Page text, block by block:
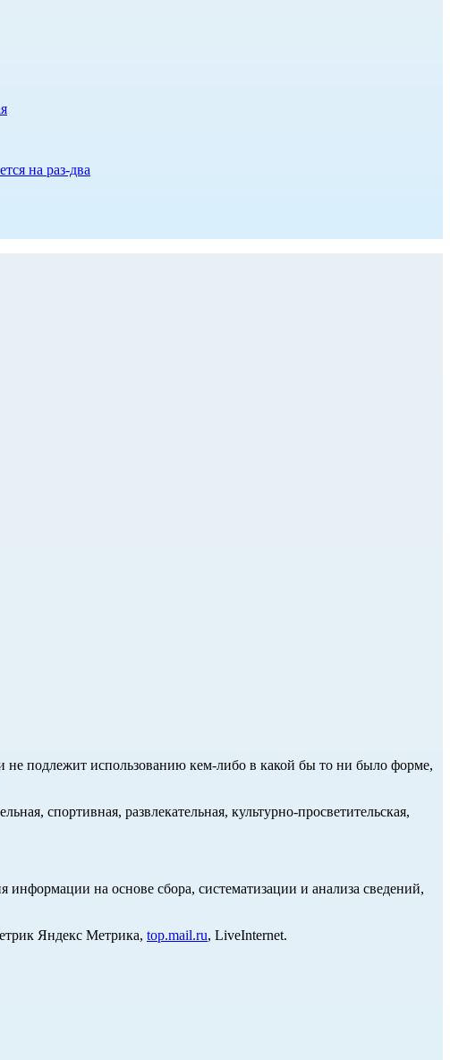
на раз-два
не подлежит использованию кем-либо в какой бы то ни было форме,
спортивная, развлекательная, культурно-просветительская,
на основе сбора, систематизации и анализа сведений,
Яндекс Метрика, top.mail.ru, LiveInternet.